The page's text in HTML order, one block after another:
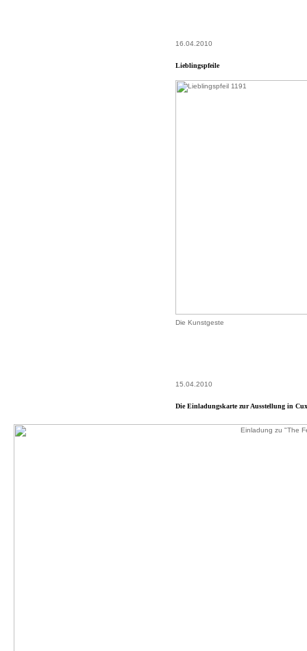
16.04.2010
Lieblingspfeile
Die Kunstgeste
15.04.2010
Die Einladungskarte zur Ausstellung in